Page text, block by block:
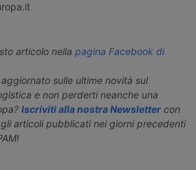
articolo nella pagina Facebook di
sulle ultime novità sul
e non perderti neanche una
Iscriviti alla nostra Newslettercon
articoli pubblicati nei giorni precedenti